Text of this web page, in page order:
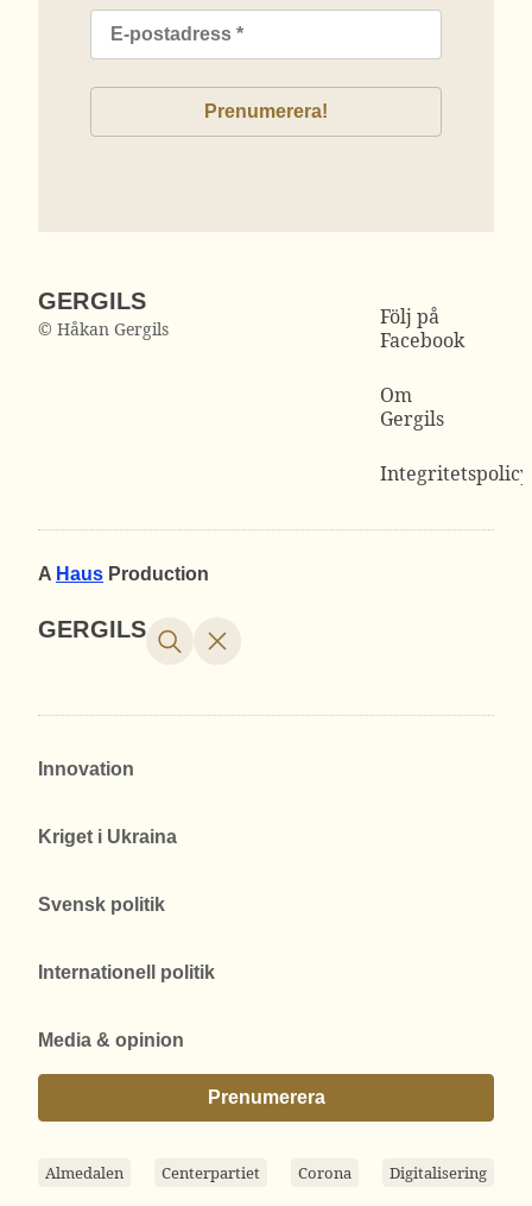
GERGILS
© Håkan Gergils
Följ på
Facebook
Om
Gergils
Integritetspolicy
A Haus Production
GERGILS
Innovation
Kriget i Ukraina
Svensk politik
Internationell politik
Media & opinion
Prenumerera
Almedalen Centerpartiet Corona Digitalisering